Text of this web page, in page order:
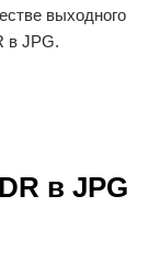
выходного
в JPG.
в JPG